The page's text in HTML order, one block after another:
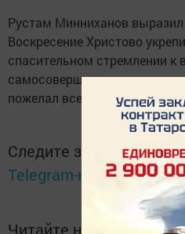
Рустам Минниханов
Воскресение Христово
спасительном стремлении к
самосовершенствованию и
пожелал всем мира, счастья
Следите за самым
Telegram-канале
Читайте новости